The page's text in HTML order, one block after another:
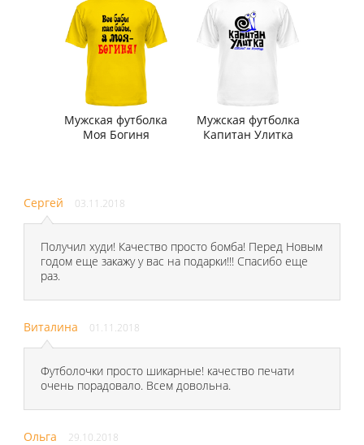
Мужская футболка
Моя Богиня
Мужская футболка
Капитан Улитка
Сергей 03.11.2018
Получил худи! Качество просто бомба! Перед Новым
годом еще закажу у вас на подарки!!! Спасибо еще
раз.
Виталина 01.11.2018
Футболочки просто шикарные! качество печати
очень порадовало. Всем довольна.
Ольга 29.10.2018